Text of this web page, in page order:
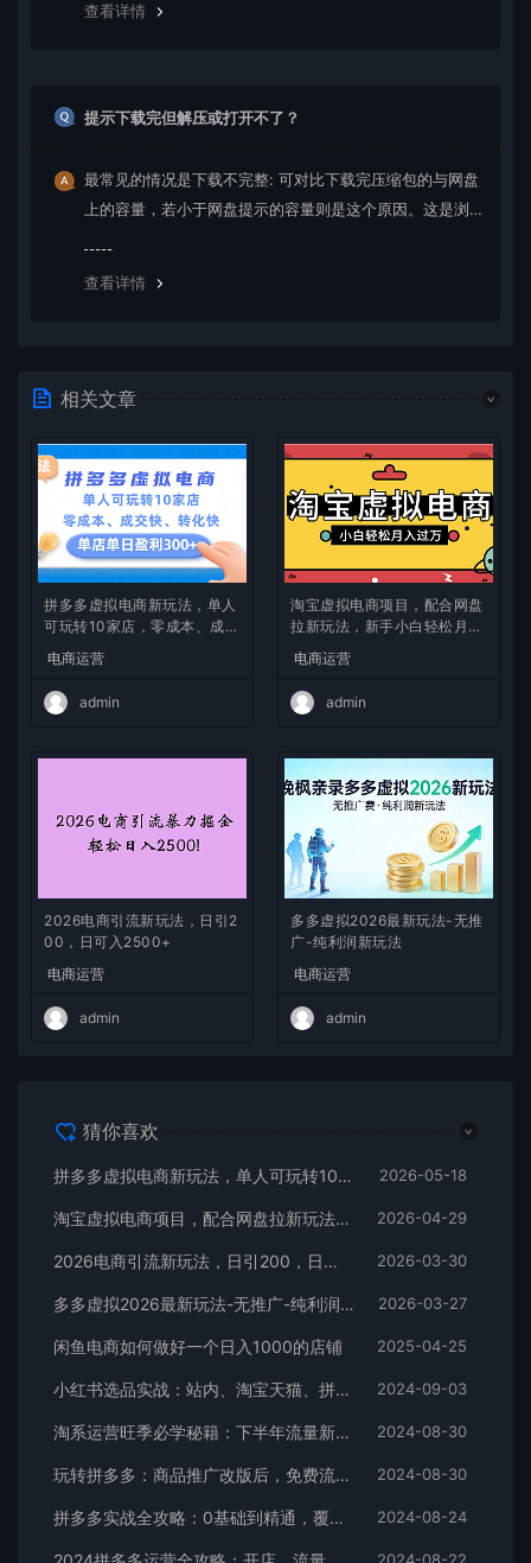
查看详情
提示下载完但解压或打开不了？
最常见的情况是下载不完整: 可对比下载完压缩包的与网盘
上的容量，若小于网盘提示的容量则是这个原因。这是浏
查看详情
相关文章
拼多多虚拟电商新玩法，单人
可玩转10家店，零成本、成交
快、转化快，单店单日可盈利
300+
电商运营
admin
淘宝虚拟电商项目，配合网盘
拉新玩法，新手小白轻松月入
过万，外面收费1980的项
目！
电商运营
admin
2026电商引流新玩法，日引2
00，日可入2500+
电商运营
admin
多多虚拟2026最新玩法-无推
广-纯利润新玩法
电商运营
admin
猜你喜欢
拼多多虚拟电商新玩法，单人可玩转10家店，零成本、成交快、转化快，单店单日可盈利300+ 2026-05-18
淘宝虚拟电商项目，配合网盘拉新玩法，新手小白轻松月入过万，外面收费1980的项目！ 2026-04-29
2026电商引流新玩法，日引200，日可入2500+ 2026-03-30
多多虚拟2026最新玩法-无推广-纯利润新玩法 2026-03-27
闲鱼电商如何做好一个日入1000的店铺 2025-04-25
小红书选品实战：站内、淘宝天猫、拼多多，多渠道选品策略 2024-09-03
淘系运营旺季必学秘籍：下半年流量新玩法：搜索+推荐全域收割（无水印） 2024-08-30
玩转拼多多：商品推广改版后，免费流量+货损策略打造爆款新法（无水印） 2024-08-30
拼多多实战全攻略：0基础到精通，覆盖选品、运营、推广、起款 2024-08-24
2024-08-22